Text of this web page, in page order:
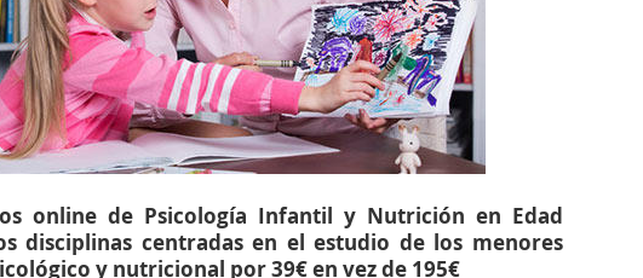
online de Psicología Infantil y Nutrición en Edad
disciplinas centradas en el estudio de los menores
y nutricional por 39€ en vez de 195€